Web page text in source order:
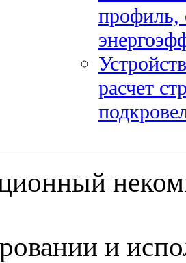
профиль,
расчет
и